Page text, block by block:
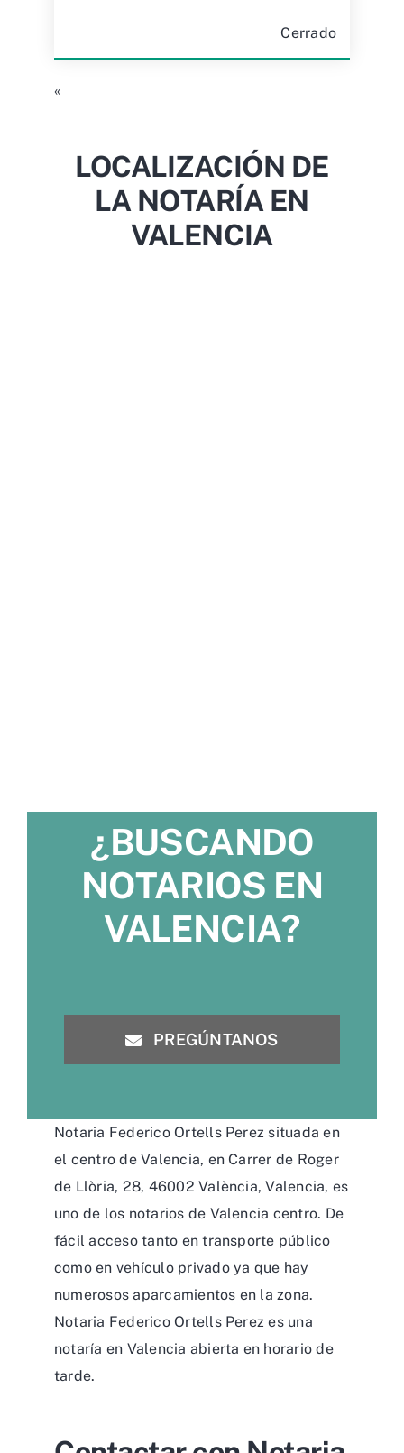
Cerrado
«
LOCALIZACIÓN DE
LA NOTARÍA EN
VALENCIA
¿BUSCANDO
NOTARIOS EN
VALENCIA?
PREGÚNTANOS
Notaria Federico Ortells Perez situada en
el centro de Valencia, en Carrer de Roger
de Llòria, 28, 46002 València, Valencia, es
uno de los notarios de Valencia centro. De
fácil acceso tanto en transporte público
como en vehículo privado ya que hay
numerosos aparcamientos en la zona.
Notaria Federico Ortells Perez es una
notaría en Valencia abierta en horario de
tarde.